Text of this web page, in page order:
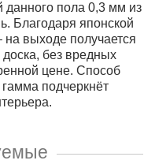
данного пола 0,3 мм из
Благодаря японской
на выходе получается
доска, без вредных
цене. Способ
подчеркнёт